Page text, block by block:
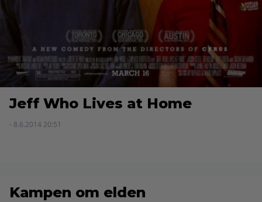
Jeff Who Lives at Home
- 8.6.2014 20:51
Kampen om elden